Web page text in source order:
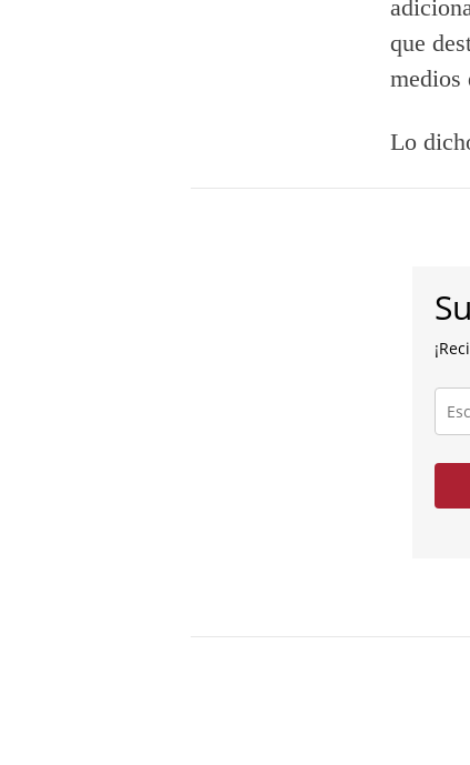
que
medios
Lo
tu